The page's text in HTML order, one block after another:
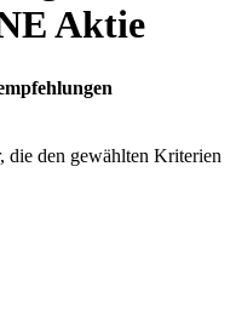
Aktie
die den gewählten Kriterien